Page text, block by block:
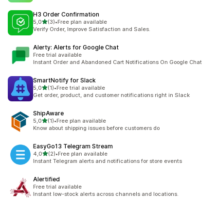
H3 Order Confirmation
5,0na 5 gwiazdek
(3)
Łączna liczba recenzji: 3
•Free plan available
Verify Order, Improve Satisfaction and Sales.
Alerty: Alerts for Google Chat
Free trial available
Instant Order and Abandoned Cart Notifications On Google Chat
SmartNotify for Slack
5,0na 5 gwiazdek
(1)
Łączna liczba recenzji: 1
•Free trial available
Get order, product, and customer notifications right in Slack
ShipAware
5,0na 5 gwiazdek
(1)
Łączna liczba recenzji: 1
•Free plan available
Know about shipping issues before customers do
EasyGo13 Telegram Stream
4,0na 5 gwiazdek
(2)
Łączna liczba recenzji: 2
•Free plan available
Instant Telegram alerts and notifications for store events
Alertified
Free trial available
Instant low-stock alerts across channels and locations.